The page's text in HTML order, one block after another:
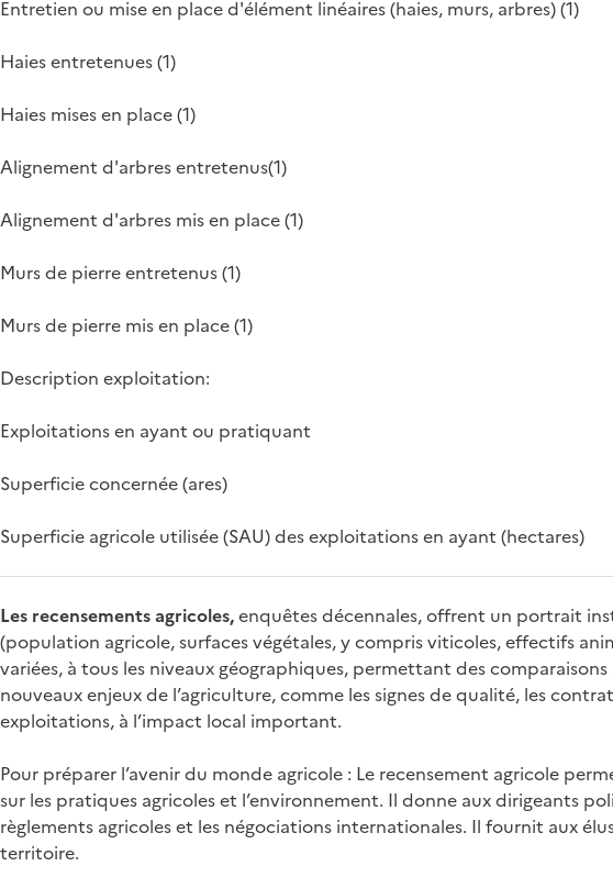
Entretien ou mise en place d'élément linéaires (haies, murs, arbres) (1)
Haies entretenues (1)
Haies mises en place (1)
Alignement d'arbres entretenus(1)
Alignement d'arbres mis en place (1)
Murs de pierre entretenus (1)
Murs de pierre mis en place (1)
Description exploitation:
Exploitations en ayant ou pratiquant
Superficie concernée (ares)
Superficie agricole utilisée (SAU) des exploitations en ayant (hectares)
Les recensements agricoles,enquêtes décennales, offrent un portrait
(population agricole, surfaces végétales, y compris viticoles, effectifs
variées, à tous les niveaux géographiques, permettant des
nouveaux enjeux de l’agriculture, comme les signes de qualité, les
exploitations, à l’impact local important.
Pour préparer l’avenir du monde agricole : Le recensement agricole
sur les pratiques agricoles et l’environnement. Il donne aux dirigeants
règlements agricoles et les négociations internationales. Il fournit aux
territoire.